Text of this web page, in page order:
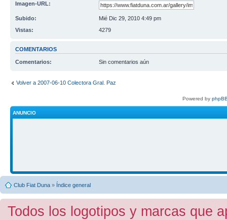
Imagen-URL:
Subido:
Mié Dic 29, 2010 4:49 pm
Vistas:
4279
COMENTARIOS
Comentarios: Sin comentarios aún
Volver a 2007-06-10 Colectora Gral. Paz
Powered by
ANUNCIO
Club Fiat Duna » Índice general
Todos los logotipos y marcas que